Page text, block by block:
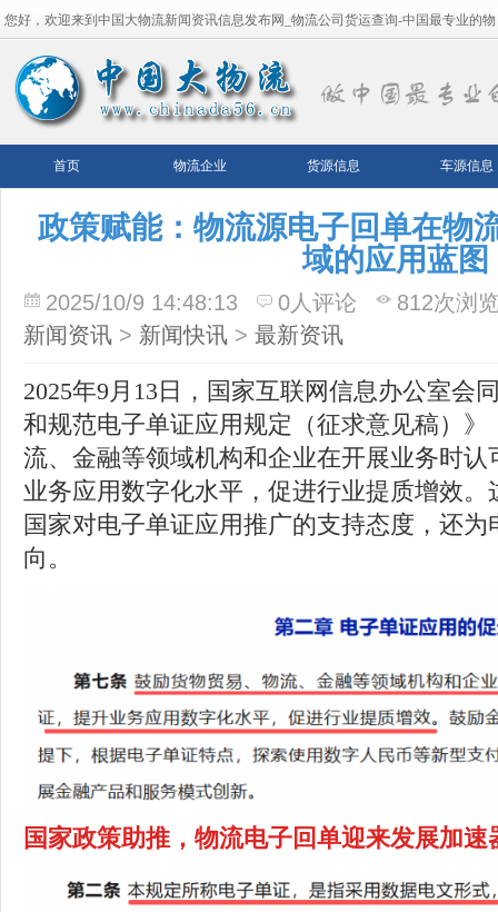
您好，欢迎来到中国大物流新闻资讯信息发布网_物流公司货运查询-中国最专业的物
流平台！
首页 物流企业 货源信息 车源信息
政策赋能：物流源电子回单在物
域的应用蓝图
2025/10/9 14:48:13 0人评论
812次浏
新闻资讯 > 新闻快讯 > 最新资讯
2025年9月13日，国家互联网信息办公室会
和规范电子单证应用规定（征求意见稿）
流、金融等领域机构和企业在开展业务时
业务应用数字化水平，促进行业提质增效
国家对电子单证应用推广的支持态度，还
向。
国家政策助推， 物流电子回单迎来发展加速